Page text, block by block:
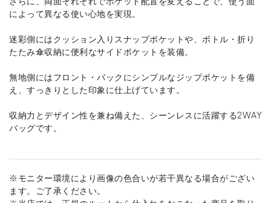
によって異なる使い心地を実現。
迷彩側にはクッション入りスナップポケットや、ボトル・折り
たたみ傘収納に便利なサイドポケットを装備。
無地側にはフロント・バックにシンプルなジップポケットを備
え、すっきりとした印象に仕上げています。
収納力とデザイン性を兼ね備えた、シーンレスに活躍する2WAY
バッグです。
※モニター環境により画像の色合いが若干異なる場合がござい
ます。ご了承ください。